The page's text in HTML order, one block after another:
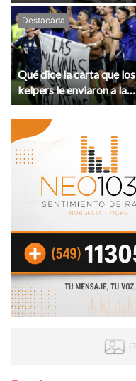
Destacada
Qué dice la carta que los
kelpers le enviaron a la
FIFA por la bandera de
Malvinas que exhibió la
Selección